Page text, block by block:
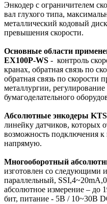
Энкодер с ограничителем
вал глухого типа,
металлический кодовый
превышения скорости.
Основные области
EX100P-WS - контроль
кранах, обратная связь по
обратная связь по скорости
металлургии,
бумагоделательного
Абсолютные энкодеры
линейку датчиков, которых
возможность подключения
напрямую.
Многооборотный
изготовлен со следующими
параллельный,
абсолютное измерение – до
бит, питание - 5В / 10~30В